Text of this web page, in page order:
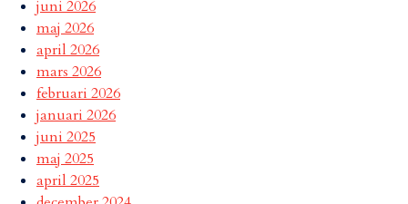
juni 2026
maj 2026
april 2026
mars 2026
februari 2026
januari 2026
juni 2025
maj 2025
april 2025